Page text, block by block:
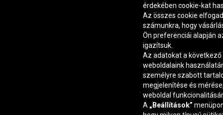
érdekében cookie-kat
Az összes cookie
számunkra, hogy
Ön preferenciái alapján
igazítsuk.
Az adatokat a
weboldalaink
személyre szabott
megjelenítése és
weboldal
A „Beállítások”